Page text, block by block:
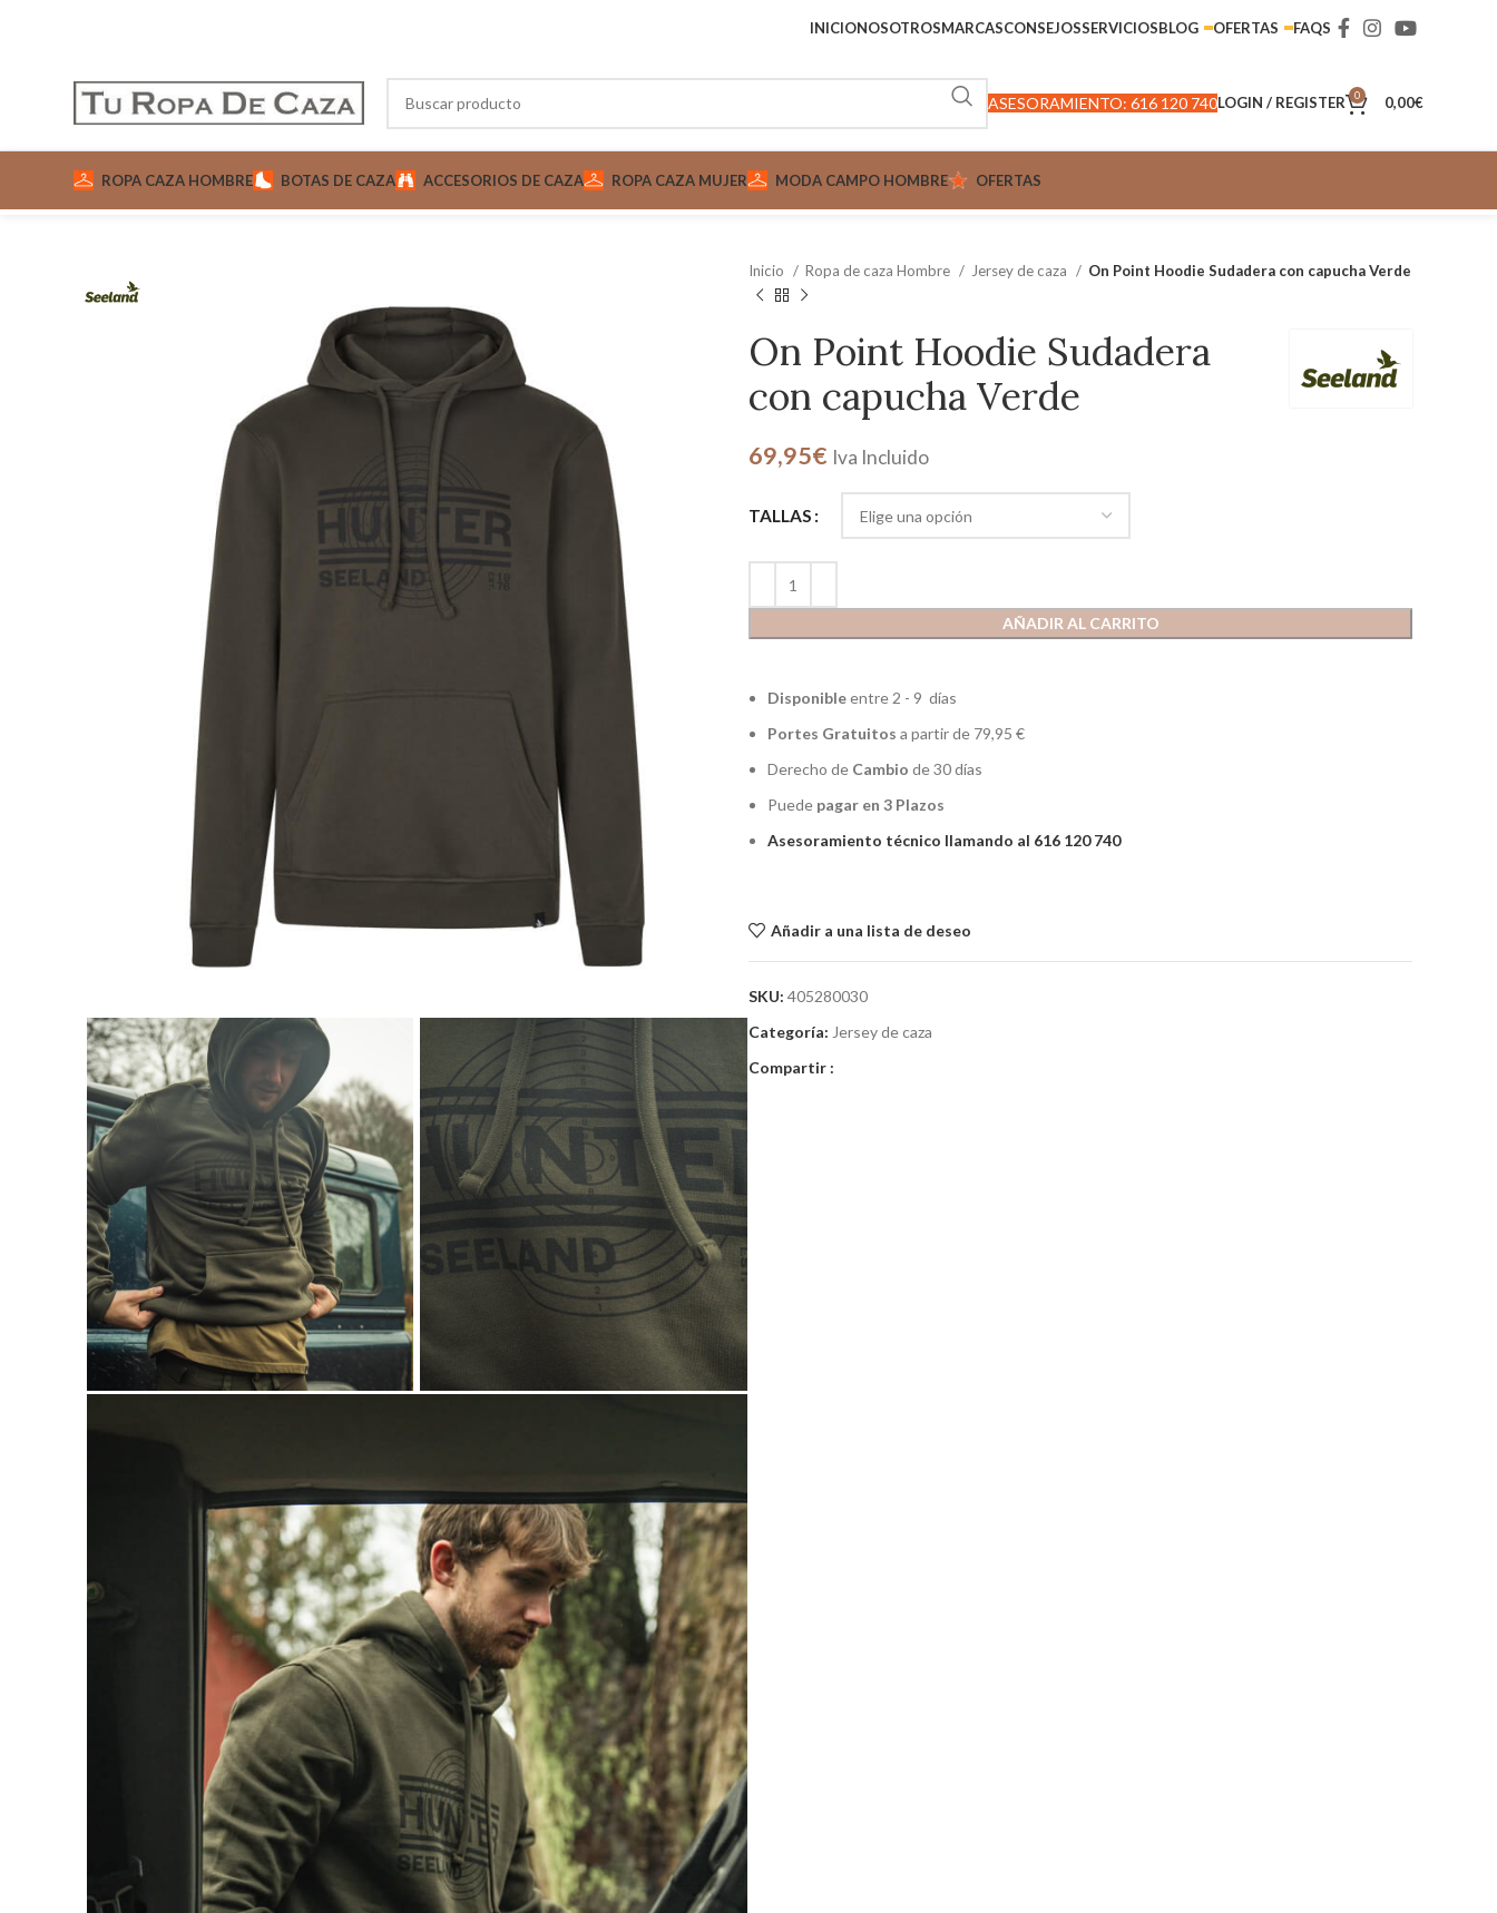
INICIONOSOTROSMARCASCONSEJOSSERVICIOSBLOG OFERTAS FAQS
ASESORAMIENTO: 616 120 740LOGIN / REGISTER 0 0,00€
ROPA CAZA HOMBRE BOTAS DE CAZA ACCESORIOS DE CAZA ROPA CAZA MUJER MODA CAMPO HOMBRE OFERTAS
Inicio Ropa de caza Hombre Jersey de caza On Point Hoodie Sudadera con capucha Verde
On Point Hoodie Sudadera
con capucha Verde
69,95€ Iva Incluido
TALLAS
AÑADIR AL CARRITO
Disponibleentre 2 - 9 días
Portes Gratuitos a partir de 79,95 €
Derecho de Cambio de 30 días
Puede pagar en 3 Plazos
Asesoramiento técnico llamando al 616 120 740
Añadir a una lista de deseo
SKU: 405280030
Categoría: Jersey de caza
Compartir :